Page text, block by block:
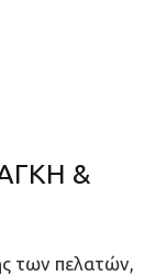
&
των πελατών,